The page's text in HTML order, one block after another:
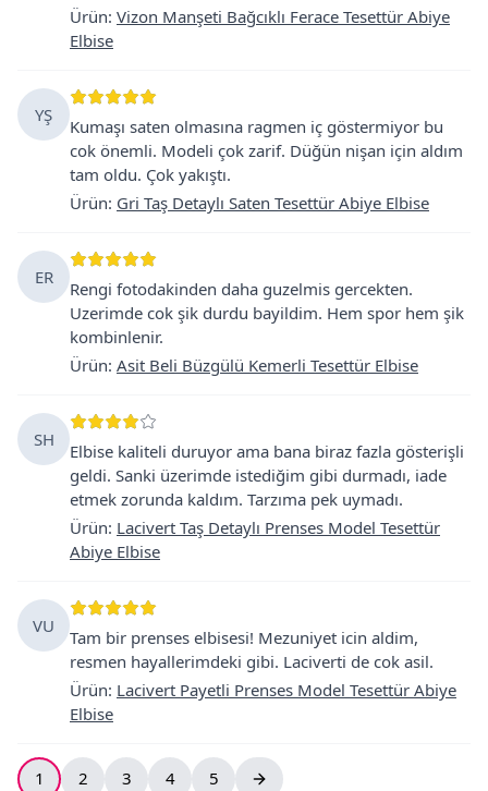
Ürün: Vizon Manşeti Bağcıklı Ferace Tesettür Abiye
Elbise
YŞ
Kumaşı saten olmasına ragmen iç göstermiyor bu
cok önemli. Modeli çok zarif. Düğün nişan için aldım
tam oldu. Çok yakıştı.
Ürün: Gri Taş Detaylı Saten Tesettür Abiye Elbise
ER
Rengi fotodakinden daha guzelmis gercekten.
Uzerimde cok şik durdu bayildim. Hem spor hem şik
kombinlenir.
Ürün: Asit Beli Büzgülü Kemerli Tesettür Elbise
SH
Elbise kaliteli duruyor ama bana biraz fazla gösterişli
geldi. Sanki üzerimde istediğim gibi durmadı, iade
etmek zorunda kaldım. Tarzıma pek uymadı.
Ürün: Lacivert Taş Detaylı Prenses Model Tesettür
Abiye Elbise
VU
Tam bir prenses elbisesi! Mezuniyet icin aldim,
resmen hayallerimdeki gibi. Laciverti de cok asil.
Ürün: Lacivert Payetli Prenses Model Tesettür Abiye
Elbise
1 2 3 4 5